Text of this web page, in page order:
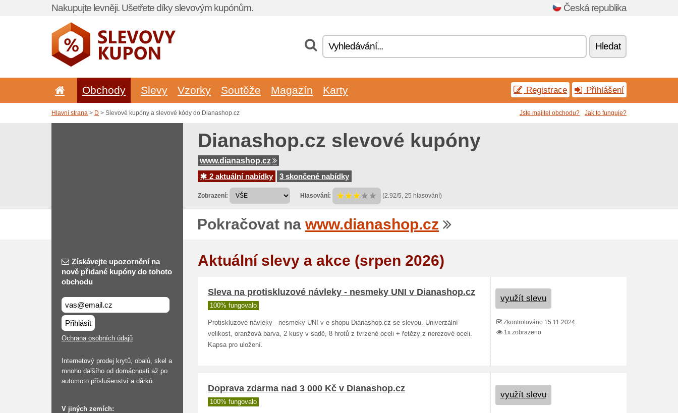
Nakupujte levněji. Ušetřete díky slevovým kupónům. Česká republika
Hledat
Obchody Slevy Vzorky Soutěže Magazín Karty Registrace Přihlášení
Hlavní strana > D > Slevové kupóny a slevové kódy do Dianashop.cz Jste majitel obchodu? Jak to funguje?
Dianashop.cz slevové kupóny
www.dianashop.cz
2 aktuální nabídky
3 skončené nabídky
Zobrazení: Hlasování: (2.92/5, 25 hlasování)
Pokračovat na www.dianashop.cz
Získávejte upozornění na
nově přidané kupóny do tohoto
obchodu
Přihlásit
Ochrana osobních údajů
Internetový prodej krytů, obalů, skel a
mnoho dalšího od domácnosti až po
automoto příslušenství a dárků.
V jiných zemích:
Aktuální slevy a akce (srpen 2026)
Sleva na protiskluzové návleky - nesmeky UNI v Dianashop.cz
100% fungovalo
Protiskluzové návleky - nesmeky UNI v e-shopu Dianashop.cz se slevou. Univerzální
velikost, oranžová barva, 2 kusy v sadě, 8 hrotů z tvrzené oceli + řetězy z nerezové oceli.
Kapsa pro uložení.
využít slevu
Zkontrolováno 15.11.2024
1x zobrazeno
Doprava zdarma nad 3 000 Kč v Dianashop.cz
100% fungovalo
využít slevu